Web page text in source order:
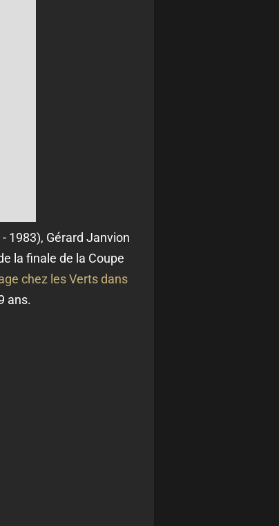
1983), Gérard Janvion
la finale de la Coupe
chez les Verts dans
ans.